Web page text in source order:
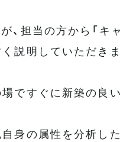
担当の方から「キャ
説明していただきま
ですぐに新築の良い
身の属性を分析した